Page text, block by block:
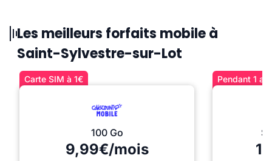
Les meilleurs forfaits mobile à
Saint-Sylvestre-sur-Lot
Carte SIM à 1€
100 Go
9,99€/mois
Pendant 1